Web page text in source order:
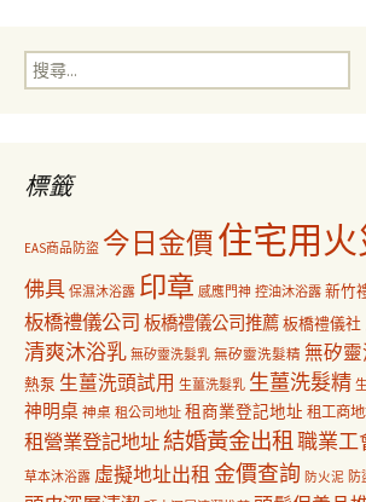
覽
搜
尋
標籤
EAS商品防盜 今日金價住宅用
佛具 保濕沐浴露 印章 感應門神 控油沐浴露 新竹
板橋禮儀公司 板橋禮儀公司推薦板橋禮儀社
清爽沐浴乳 無矽靈洗髮乳 無矽靈洗髮精 無矽
熱泵 生薑洗頭試用 生薑洗髮乳 生薑洗髮精
神明桌 神桌 租公司地址 租商業登記地址 租工商
租營業登記地址結婚黃金出租職業工
草本沐浴露 虛擬地址出租 金價查詢 防火泥 防